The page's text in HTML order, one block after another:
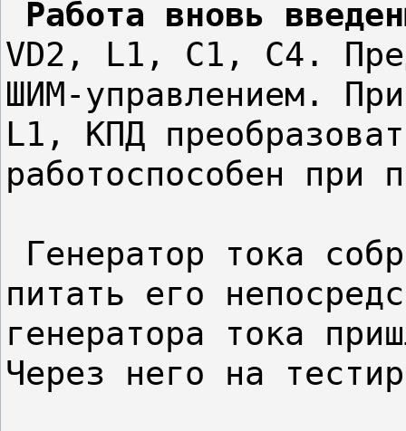
Работа вновь
VD2, L1, C1, C4.
ШИМ-управлением.
L1, КПД
работоспособен при
Генератор тока
питать его
генератора тока
Через него на